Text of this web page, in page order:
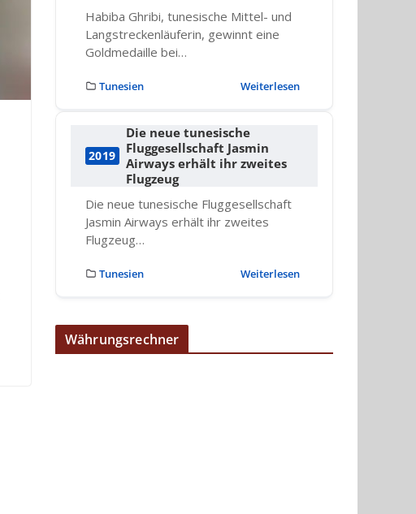
Habiba Ghribi, tunesische Mittel- und
Langstreckenläuferin, gewinnt eine
Goldmedaille bei…
Tunesien Weiterlesen
2019
Die neue tunesische
Fluggesellschaft Jasmin
Airways erhält ihr zweites
Flugzeug
Die neue tunesische Fluggesellschaft
Jasmin Airways erhält ihr zweites
Flugzeug…
Tunesien Weiterlesen
Währungsrechner